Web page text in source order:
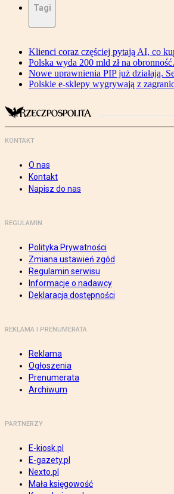
Tagi
Klienci coraz częściej pytają AI, co
Polska wyda 200 mld zł na
Nowe uprawnienia PIP już działają.
Polskie e-sklepy wygrywają z
KONTAKT
O nas
Kontakt
Napisz do nas
REGULAMIN
Polityka Prywatności
Zmiana ustawień zgód
Regulamin serwisu
Informacje o nadawcy
Deklaracja dostępności
REKLAMA I PRENUMERATA
Reklama
Ogłoszenia
Prenumerata
Archiwum
PARTNERZY
E-kiosk.pl
E-gazety.pl
Nexto.pl
Mała księgowość